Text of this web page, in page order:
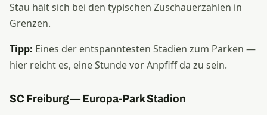
Stau hält sich bei den typischen Zuschauerzahlen in
Grenzen.
Tipp: Eines der entspanntesten Stadien zum Parken —
hier reicht es, eine Stunde vor Anpfiff da zu sein.
SC Freiburg — Europa-Park Stadion